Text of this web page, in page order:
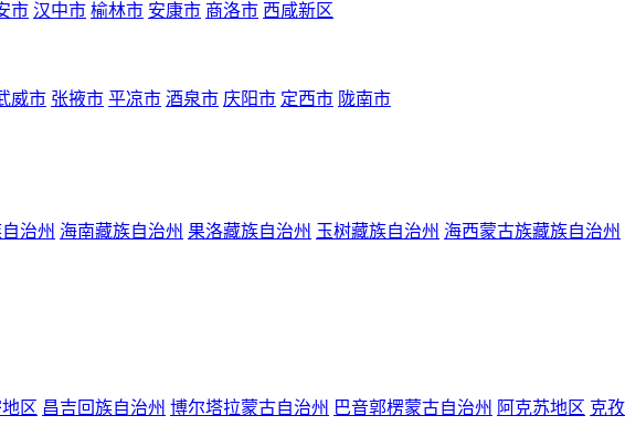
市 汉中市 榆林市 安康市 商洛市 西咸新区
威市 张掖市 平凉市 酒泉市 庆阳市 定西市 陇南市
治州 海南藏族自治州 果洛藏族自治州 玉树藏族自治州 海西蒙古族藏族自治州
区 昌吉回族自治州 博尔塔拉蒙古自治州 巴音郭楞蒙古自治州 阿克苏地区 克